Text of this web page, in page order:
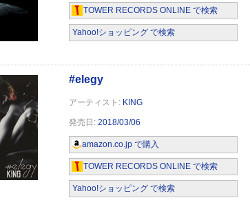
TOWER RECORDS ONLINE で検索
Yahoo!ショッピング で検索
KING
2018/03/06
amazon.co.jp で購入
TOWER RECORDS ONLINE で検索
Yahoo!ショッピング で検索
INAZUMA THUNDER GIRL